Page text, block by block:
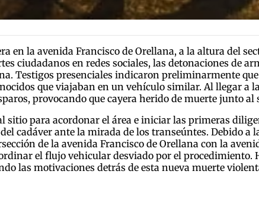
en la avenida Francisco de Orellana, a la altura del
ciudadanos en redes sociales, las detonaciones de
Testigos presenciales indicaron preliminarmente
que viajaban en un vehículo similar. Al llegar a
provocando que cayera herido de muerte junto al
sitio para acordonar el área e iniciar las primeras
cadáver ante la mirada de los transeúntes. Debido a
de la avenida Francisco de Orellana con la
el flujo vehicular desviado por el procedimiento.
las motivaciones detrás de esta nueva muerte